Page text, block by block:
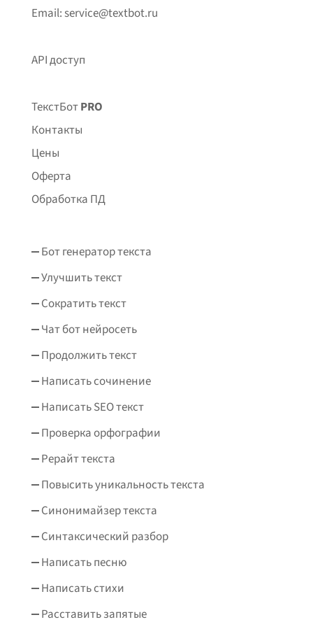
Email: service@textbot.ru
API доступ
ТекстБотPRO
Контакты
Цены
Оферта
Обработка ПД
Бот генератор текста
Улучшить текст
Сократить текст
Чат бот нейросеть
Продолжить текст
Написать сочинение
Написать SEO текст
Проверка орфографии
Рерайт текста
Повысить уникальность текста
Синонимайзер текста
Синтаксический разбор
Написать песню
Написать стихи
Расставить запятые